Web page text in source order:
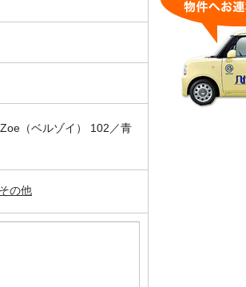
（ベルゾイ） 102／青
その他